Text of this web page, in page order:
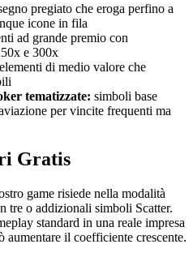
pregiato che eroga perfino a
icone in fila
ad grande premio con
e 300x
elementi di medio valore che
tematizzate: simboli base
per vincite frequenti ma
Gratis
game risiede nella modalità
tre o addizionali simboli Scatter.
standard in una reale impresa
il coefficiente crescente.